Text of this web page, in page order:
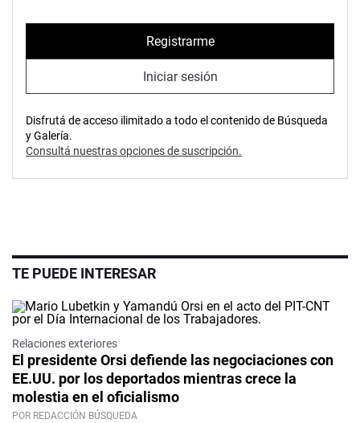
Registrarme
Iniciar sesión
Disfrutá de acceso ilimitado a todo el contenido de Búsqueda
y Galería.
Consultá nuestras opciones de suscripción.
TE PUEDE INTERESAR
Relaciones exteriores
El presidente Orsi defiende las negociaciones con
EE.UU. por los deportados mientras crece la
molestia en el oficialismo
POR REDACCIÓN BÚSQUEDA